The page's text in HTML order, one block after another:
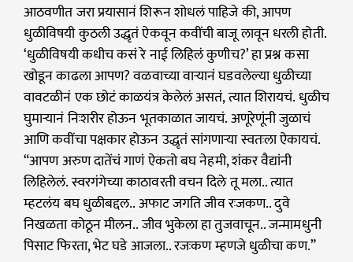
आठवणीत जरा प्रयासानं शिरून शोधलं पाहिजे की, आपण
धुळीविषयी कुठली उद्धृतं ऐकवून कवींची बाजू लावून धरली होती.
‘धुळीविषयी कधीच कसं रे नाई लिहिलं कुणीच?’ हा प्रश्न कसा
खोडून काढला आपण? वळवाच्या वाऱ्यानं घडवलेल्या धुळीच्या
वावटळीनं एक छोटं काळयंत्र केलेलं असतं, त्यात शिरायचं. धुळीच
घुमाऱ्यानं निःशरीर होऊन भूतकाळात जायचं. अणूरेणूंनी जुळाचं
आणि कवींचा पक्षकार होऊन उद्धृतं सांगणाऱ्या स्वतःला ऐकायचं.
“आपण अरुण दातेंचं गाणं ऐकतो बघ नेहमी, शंकर वैद्यांनी
लिहिलेलं. स्वरगंगेच्या काठावरती वचन दिले तू मला.. त्यात
म्हटलंय बघ धुळीबद्दल.. अफाट जगति जीव रःजकण.. दुवे
निखळता कोठून मीलन.. जीव भुकेला हा तुजवाचून.. जन्मामधुनी
पिसाट फिरता, भेट घडे आजला.. रजःकण म्हणजे धुळीचा कण.”